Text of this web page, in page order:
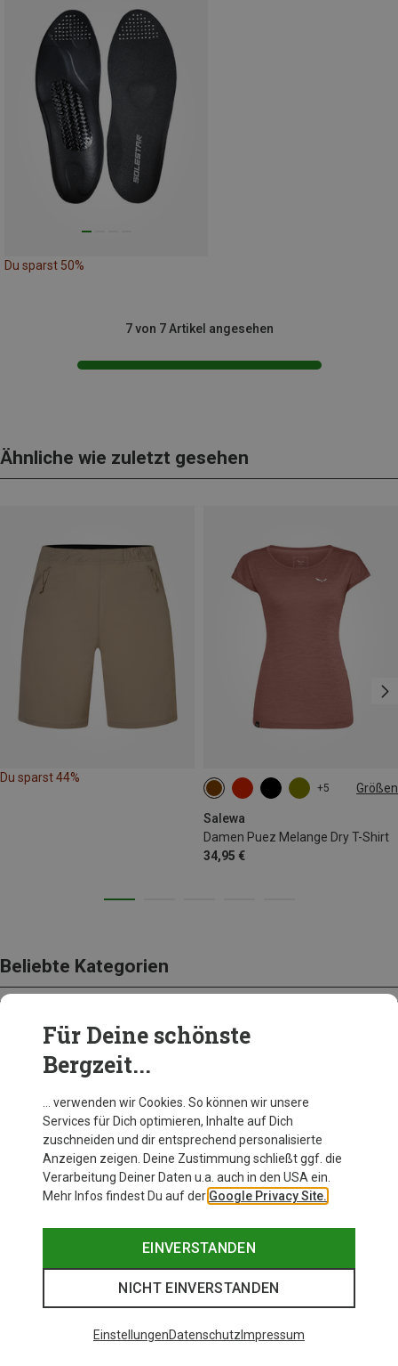
Du sparst 50%
7 von 7 Artikel angesehen
Ähnliche wie zuletzt gesehen
Du sparst 44%
+5 Größen
Salewa
Damen Puez Melange Dry T-Shirt
34,95 €
XS S M
XXL
Beliebte Kategorien
BEKLEIDUNG
Für Deine schönste
Bergzeit...
… verwenden wir Cookies. So können wir unsere
Services für Dich optimieren, Inhalte auf Dich
zuschneiden und dir entsprechend personalisierte
Anzeigen zeigen. Deine Zustimmung schließt ggf. die
Verarbeitung Deiner Daten u.a. auch in den USA ein.
Mehr Infos findest Du auf der Google Privacy Site.
EINVERSTANDEN
NICHT EINVERSTANDEN
EinstellungenDatenschutz Impressum